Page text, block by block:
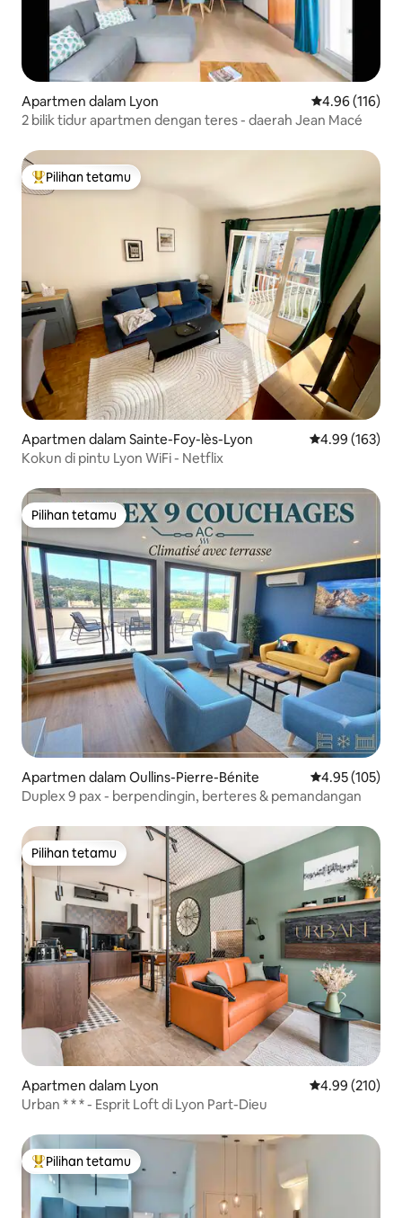
Apartmen dalam Lyon Penarafan
4.96 (116)
2 bilik tidur apartmen dengan teres - daerah Jean Macé
Pilihan utama tetamu
Pilihan tetamu
Apartmen dalam Sainte-Foy-lès-Lyon Penarafan
4.99 (163)
Kokun di pintu Lyon WiFi - Netflix
Pilihan tetamu
Pilihan tetamu
Apartmen dalam Oullins-Pierre-Bénite Penarafan
4.95 (105)
Duplex 9 pax - berpendingin, berteres & pemandangan
Pilihan tetamu
Pilihan tetamu
Apartmen dalam Lyon Penarafan
4.99 (210)
Urban * * * - Esprit Loft di Lyon Part-Dieu
Pilihan utama tetamu
Pilihan tetamu